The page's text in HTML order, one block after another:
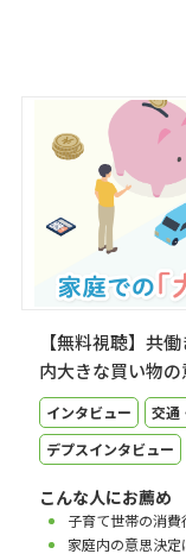
【無料視聴】共
内大きな買い物
インタビュー 交通
デプスインタビュー
こんな人にお薦め
子育て世帯の消
家庭内の意思決